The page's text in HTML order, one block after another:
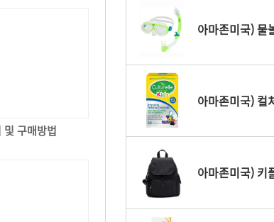
및 구매방법
아마존미국) 컬
아마존미국) 키